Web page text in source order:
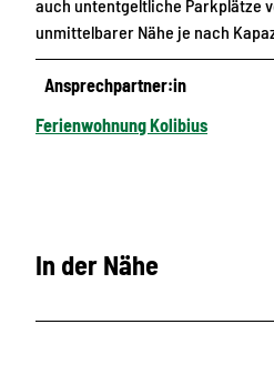
auch untentgeltliche Parkplätze
unmittelbarer Nähe je nach
Ansprechpartner:in
Ferienwohnung Kolibius
In der Nähe